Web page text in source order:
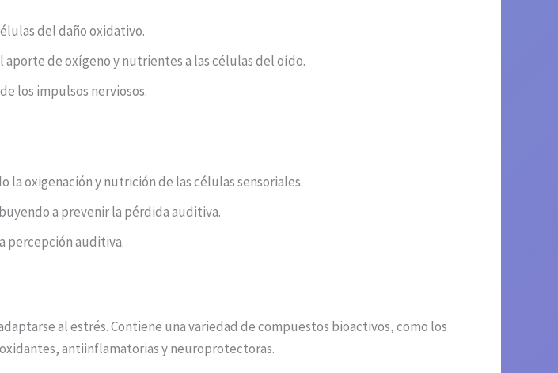
del daño oxidativo.
de oxígeno y nutrientes a las células del oído.
los impulsos nerviosos.
oxigenación y nutrición de las células sensoriales.
a prevenir la pérdida auditiva.
percepción auditiva.
al estrés. Contiene una variedad de compuestos bioactivos, como los
antiinflamatorias y neuroprotectoras.